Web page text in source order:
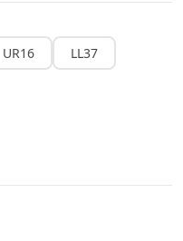
UR16
LL37